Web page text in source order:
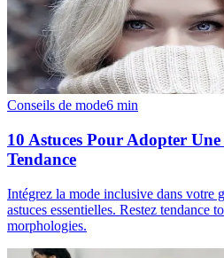
Conseils de mode6 min
10 Astuces Pour Adopter
Tendance
Intégrez la mode inclusive dans votre
astuces essentielles. Restez tendance
morphologies.